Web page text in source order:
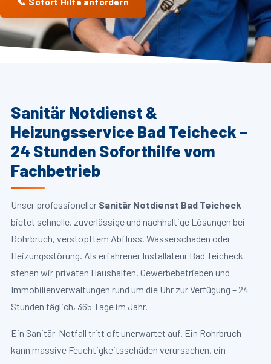
Sanitär Notdienst &
Heizungsservice Bad Teicheck –
24 Stunden Soforthilfe vom
Fachbetrieb
Unser professioneller Sanitär Notdienst Bad Teicheck
bietet schnelle, zuverlässige und nachhaltige Lösungen bei
Rohrbruch, verstopftem Abfluss, Wasserschaden oder
Heizungsstörung. Als erfahrener Installateur Bad Teicheck
stehen wir privaten Haushalten, Gewerbebetrieben und
Immobilienverwaltungen rund um die Uhr zur Verfügung – 24
Stunden täglich, 365 Tage im Jahr.
Ein Sanitär-Notfall tritt oft unerwartet auf. Ein Rohrbruch
kann massive Feuchtigkeitsschäden verursachen, ein